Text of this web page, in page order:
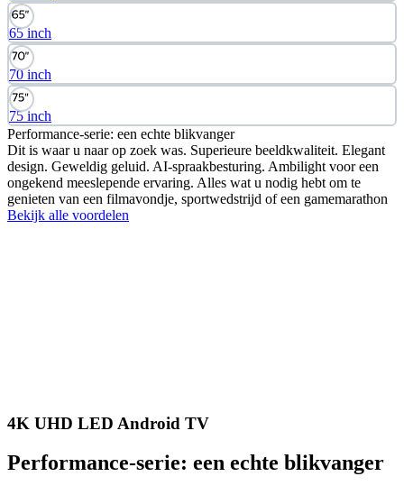
65 inch
70 inch
75 inch
Performance-serie: een echte blikvanger
Dit is waar u naar op zoek was. Superieure beeldkwaliteit. Elegant
design. Geweldig geluid. AI-spraakbesturing. Ambilight voor een
ongekend meeslepende ervaring. Alles wat u nodig hebt om te
genieten van een filmavondje, sportwedstrijd of een gamemarathon
Bekijk alle voordelen
4K UHD LED Android TV
Performance-serie: een echte blikvanger